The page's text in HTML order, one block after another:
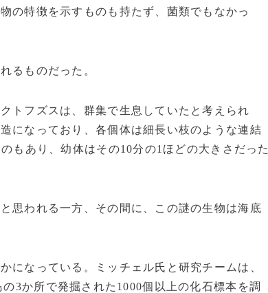
の特徴を示すものも持たず、菌類でもなかっ
るものだった。
トフズスは、群集で生息していたと考えられ
になっており、各個体は細長い枝のような連結
もあり、幼体はその10分の1ほどの大きさだった
思われる一方、その間に、この謎の生物は海底
なっている。ミッチェル氏と研究チームは、
の3か所で発掘された1000個以上の化石標本を調